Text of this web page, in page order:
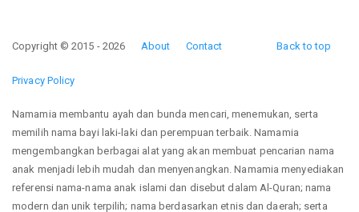
Back to top
Copyright © 2015 - 2026 About Contact
Privacy Policy
Namamia membantu ayah dan bunda mencari, menemukan, serta
memilih nama bayi laki-laki dan perempuan terbaik. Namamia
mengembangkan berbagai alat yang akan membuat pencarian nama
anak menjadi lebih mudah dan menyenangkan. Namamia menyediakan
referensi nama-nama anak islami dan disebut dalam Al-Quran; nama
modern dan unik terpilih; nama berdasarkan etnis dan daerah; serta